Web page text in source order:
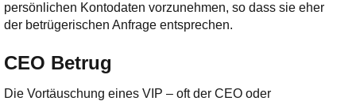
persönlichen Kontodaten vorzunehmen, so dass sie eher
der betrügerischen Anfrage entsprechen.
CEO Betrug
Die Vortäuschung eines VIP – oft der CEO oder